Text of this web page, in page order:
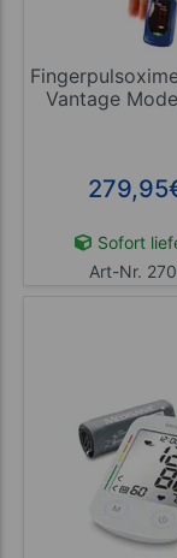
Vantage
279,95
Sofort
Art-Nr.